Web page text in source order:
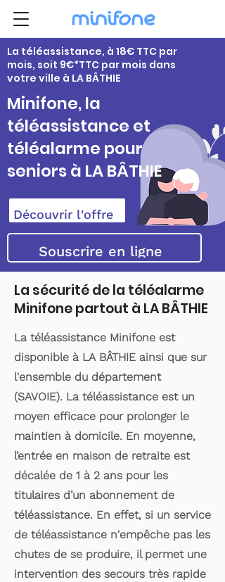
La téléassistance, à 18€ TTC par
mois, soit 9€*TTC par mois dans
votre ville à LA BÂTHIE
Minifone, la
téléassistance et
téléalarme pour
seniors à LA BÂTHIE
Découvrir l'offre
Souscrire en ligne
La sécurité de la téléalarme
Minifone partout à LA BÂTHIE
La téléassistance Minifone est
disponible à LA BÂTHIE ainsi que sur
l'ensemble du département
(SAVOIE). La téléassistance est un
moyen efficace pour prolonger le
maintien à domicile. En moyenne,
l’entrée en maison de retraite est
décalée de 1 à 2 ans pour les
titulaires d’un abonnement de
téléassistance. En effet, si un service
de téléassistance n'empêche pas les
chutes de se produire, il permet une
intervention des secours très rapide